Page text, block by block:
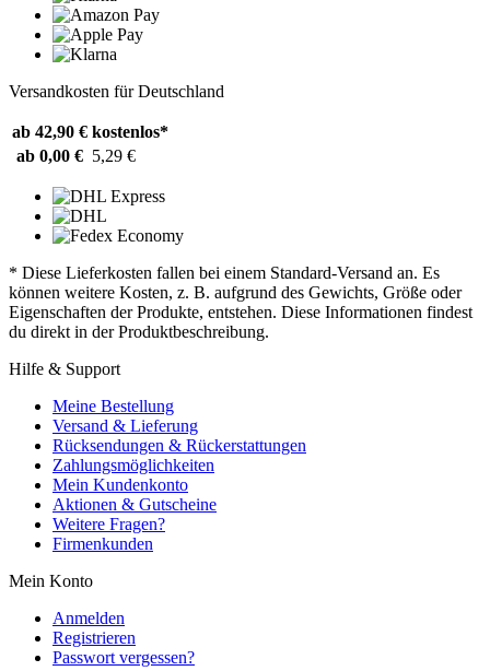
Versandkosten für Deutschland
ab 42,90 € kostenlos*
ab 0,00 € 5,29 €
* Diese Lieferkosten fallen bei einem Standard-Versand an. Es
können weitere Kosten, z. B. aufgrund des Gewichts, Größe oder
Eigenschaften der Produkte, entstehen. Diese Informationen findest
du direkt in der Produktbeschreibung.
Hilfe & Support
Meine Bestellung
Versand & Lieferung
Rücksendungen & Rückerstattungen
Zahlungsmöglichkeiten
Mein Kundenkonto
Aktionen & Gutscheine
Weitere Fragen?
Firmenkunden
Mein Konto
Anmelden
Registrieren
Passwort vergessen?